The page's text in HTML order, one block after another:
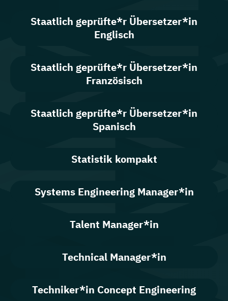
Staatlich geprüfte*r Übersetzer*in
Englisch
Staatlich geprüfte*r Übersetzer*in
Französisch
Staatlich geprüfte*r Übersetzer*in
Spanisch
Statistik kompakt
Systems Engineering Manager*in
Talent Manager*in
Technical Manager*in
Techniker*in Concept Engineering